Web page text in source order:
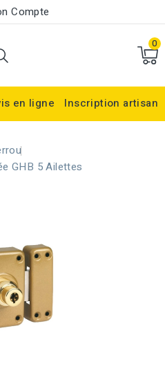
Compte
0
en ligne Inscription artisan
GHB 5 Ailettes